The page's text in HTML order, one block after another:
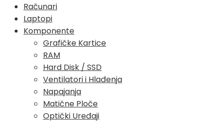
Računari
Laptopi
Komponente
Grafičke Kartice
RAM
Hard Disk / SSD
Ventilatori i Hlađenja
Napajanja
Matične Ploče
Optički Uređaji